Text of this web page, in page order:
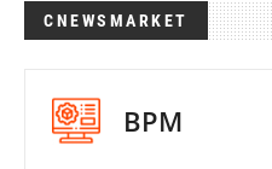
CNEWSMARKET
BPM